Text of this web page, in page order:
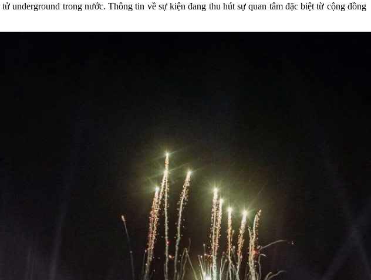
underground trong nước. Thông tin về sự kiện đang thu hút sự quan tâm đặc biệt từ cộng đồng